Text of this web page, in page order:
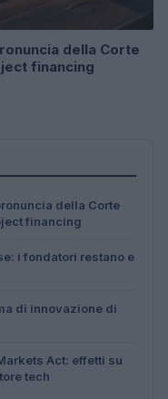
della Corte
financing
della Corte
financing
i fondatori restano e
di innovazione di
Act: effetti su
tech